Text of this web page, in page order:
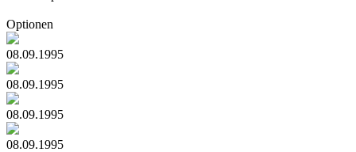
Optionen
08.09.1995
08.09.1995
08.09.1995
08.09.1995